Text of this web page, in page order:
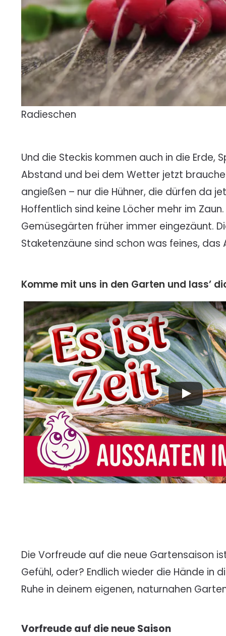
Radieschen
Und die Steckis kommen auch in die Erde,
Abstand und bei dem Wetter jetzt
angießen – nur die Hühner, die dürfen da
Hoffentlich sind keine Löcher mehr im
Gemüsegärten früher immer eingezäunt.
Staketenzäune sind schon was feines,
Komme mit uns in den Garten und lass’
Die Vorfreude auf die neue Gartensaison
Gefühl, oder? Endlich wieder die Hände in
Ruhe in deinem eigenen, naturnahen
Vorfreude auf die neue Saison